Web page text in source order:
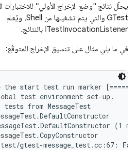
يحلّل نتائج "وضع الإخراج الأولي"
GTest والتي يتم تشغيلها من Shell، ويُعلم
ITestInvocationListener بالنتائج.
في ما يلي مثال على تنسيق الإخراج المتوقّع:
the start test run marker
test environment set-up.
from MessageTest
(1
gtest-message_test.cc:67: